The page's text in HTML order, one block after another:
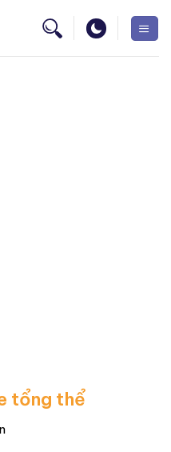
tổng thể